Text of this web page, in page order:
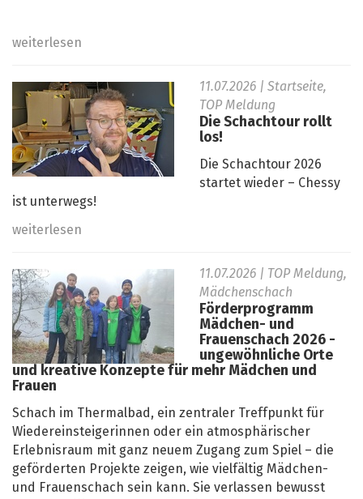
weiterlesen
11.07.2026 | Startseite,
TOP Meldung
Die Schachtour rollt
los!
Die Schachtour 2026
startet wieder – Chessy
ist unterwegs!
weiterlesen
11.07.2026 | TOP Meldung,
Mädchenschach
Förderprogramm
Mädchen- und
Frauenschach 2026 -
ungewöhnliche Orte
und kreative Konzepte für mehr Mädchen und
Frauen
Schach im Thermalbad, ein zentraler Treffpunkt für
Wiedereinsteigerinnen oder ein atmosphärischer
Erlebnisraum mit ganz neuem Zugang zum Spiel – die
geförderten Projekte zeigen, wie vielfältig Mädchen-
und Frauenschach sein kann. Sie verlassen bewusst